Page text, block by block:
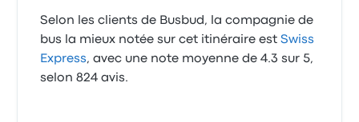
Selon les clients de Busbud, la compagnie de
bus la mieux notée sur cet itinéraire estSwiss
Express, avec une note moyenne de 4.3 sur 5,
selon 824 avis.